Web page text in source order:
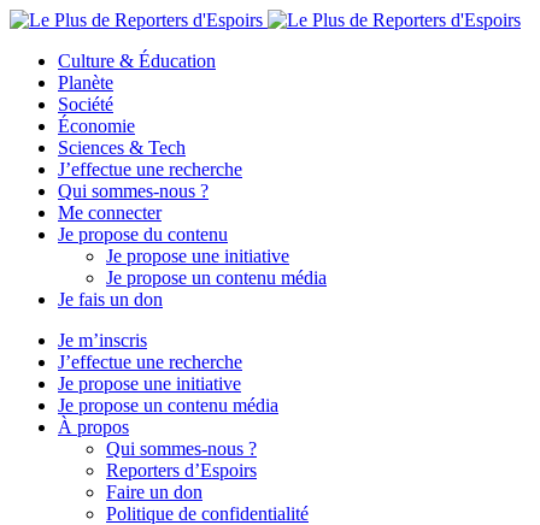
Culture & Éducation
Planète
Société
Économie
Sciences & Tech
J’effectue une recherche
Qui sommes-nous ?
Me connecter
Je propose du contenu
Je propose une initiative
Je propose un contenu média
Je fais un don
Je m’inscris
J’effectue une recherche
Je propose une initiative
Je propose un contenu média
À propos
Qui sommes-nous ?
Reporters d’Espoirs
Faire un don
Politique de confidentialité